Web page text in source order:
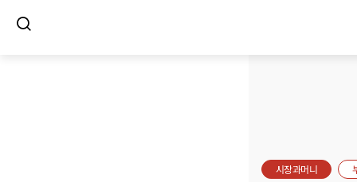
시장과머니